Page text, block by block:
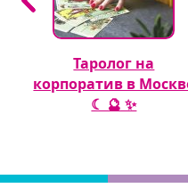
Таролог на
корпоратив в
☾ 🔮 ✨